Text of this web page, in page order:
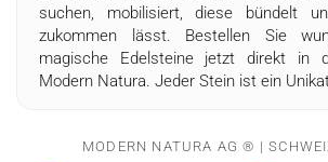
suchen, mobilisiert, diese bündelt
zukommen lässt. Bestellen Sie
magische Edelsteine jetzt direkt in
Modern Natura. Jeder Stein ist ein
MODERN NATURA AG ® |